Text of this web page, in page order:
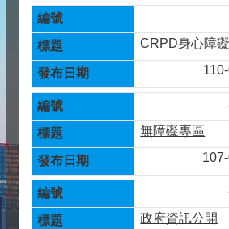
CRPD身心障
無障礙專區
政府資訊公開